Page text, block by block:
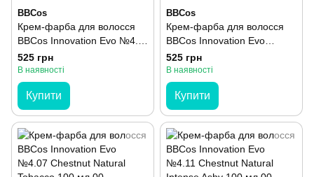
BBCos
Крем-фарба для волосся
BBCos Innovation Evo №4.0
Chestnut Natural 100 мл
525 грн
В наявності
Купити
BBCos
Крем-фарба для волосся
BBCos Innovation Evo
№4.00 Natural Intense
Chestnut 100 мл
525 грн
В наявності
Купити